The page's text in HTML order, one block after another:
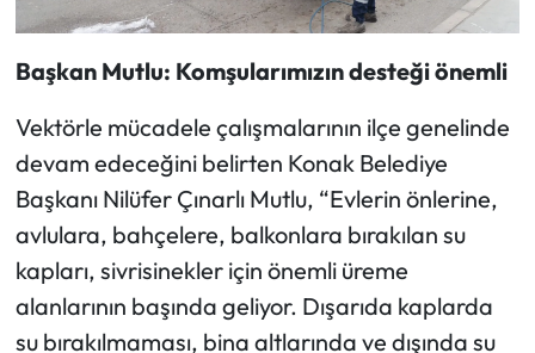
Başkan Mutlu: Komşularımızın desteği önemli
Vektörle mücadele çalışmalarının ilçe genelinde
devam edeceğini belirten Konak Belediye
Başkanı Nilüfer Çınarlı Mutlu, “Evlerin önlerine,
avlulara, bahçelere, balkonlara bırakılan su
kapları, sivrisinekler için önemli üreme
alanlarının başında geliyor. Dışarıda kaplarda
su bırakılmaması, bina altlarında ve dışında su